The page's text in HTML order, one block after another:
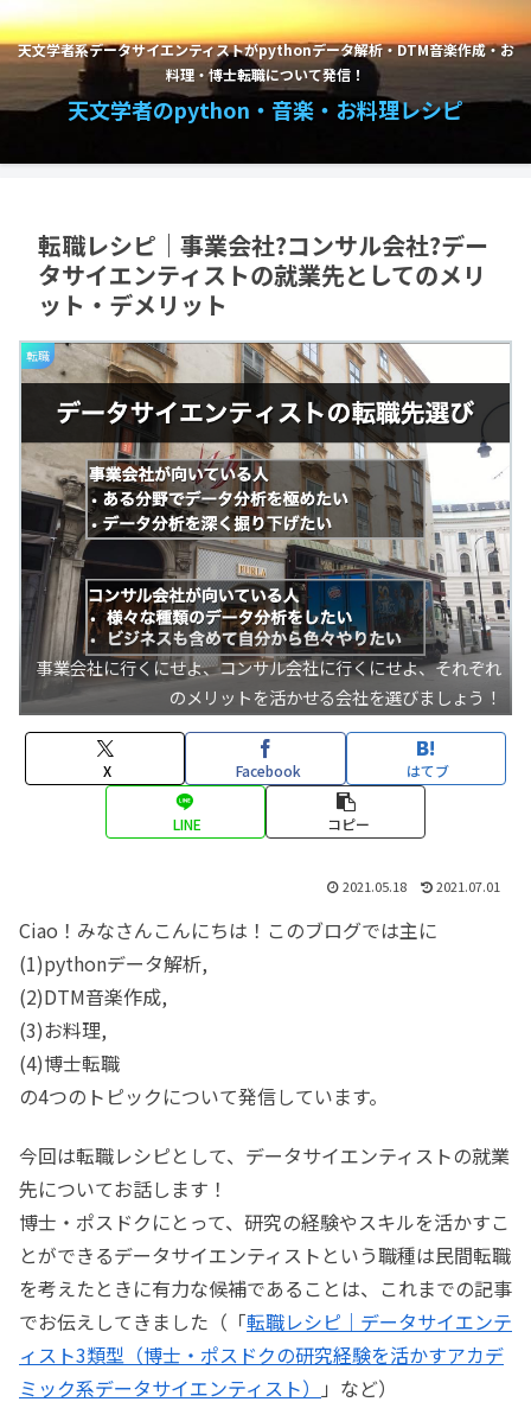
天文学者系データサイエンティストがpythonデータ解析・DTM音楽作成・お
料理・博士転職について発信！
天文学者のpython・音楽・お料理レシピ
転職レシピ｜事業会社?コンサル会社?デー
タサイエンティストの就業先としてのメリ
ット・デメリット
転職
事業会社に行くにせよ、コンサル会社に行くにせよ、それぞれ
のメリットを活かせる会社を選びましょう！
X Facebook はてブ
LINE コピー
2021.05.18 2021.07.01
Ciao！みなさんこんにちは！このブログでは主に
(1)pythonデータ解析,
(2)DTM音楽作成,
(3)お料理,
(4)博士転職
の4つのトピックについて発信しています。
今回は転職レシピとして、データサイエンティストの就業
先についてお話します！
博士・ポスドクにとって、研究の経験やスキルを活かすこ
とができるデータサイエンティストという職種は民間転職
を考えたときに有力な候補であることは、これまでの記事
でお伝えしてきました（「転職レシピ｜データサイエンテ
ィスト3類型（博士・ポスドクの研究経験を活かすアカデ
ミック系データサイエンティスト）
」など）